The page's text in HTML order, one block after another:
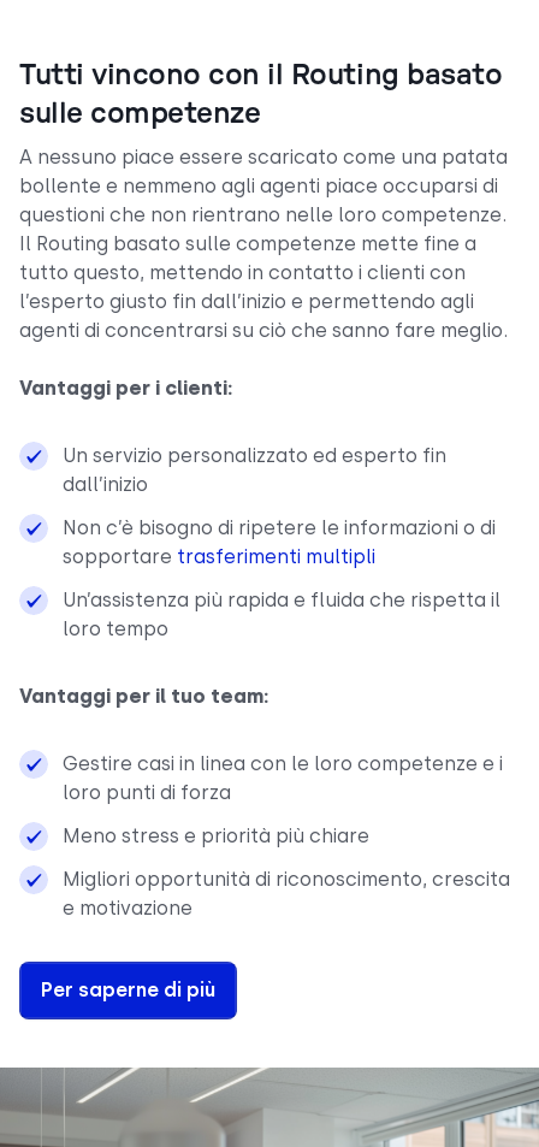
Tutti vincono con il Routing basato
sulle competenze
A nessuno piace essere scaricato come una patata
bollente e nemmeno agli agenti piace occuparsi di
questioni che non rientrano nelle loro competenze.
Il Routing basato sulle competenze mette fine a
tutto questo, mettendo in contatto i clienti con
l’esperto giusto fin dall’inizio e permettendo agli
agenti di concentrarsi su ciò che sanno fare meglio.
Vantaggi per i clienti:
Un servizio personalizzato ed esperto fin
dall’inizio
Non c’è bisogno di ripetere le informazioni o di
sopportare trasferimenti multipli
Un’assistenza più rapida e fluida che rispetta il
loro tempo
Vantaggi per il tuo team:
Gestire casi in linea con le loro competenze e i
loro punti di forza
Meno stress e priorità più chiare
Migliori opportunità di riconoscimento, crescita
e motivazione
Per saperne di più